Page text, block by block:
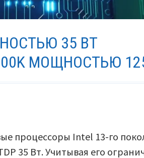
35 ВТ
МОЩНОСТЬЮ
процессоры Intel 13-го
35 Вт. Учитывая его